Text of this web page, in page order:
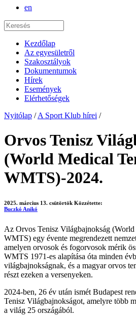
en
Kezdőlap
Az egyesületről
Szakosztályok
Dokumentumok
Hírek
Események
Elérhetőségek
Nyitólap / A Sport Klub hírei /
Orvos Tenisz
(World Medical
WMTS)-2024.
2025. március 13. csütörtök Közzétette:
Buczkó Anikó
Az Orvos Tenisz Világbajnokság
WMTS) egy évente megrendezett
amelyen orvosok és fogorvosok mérik
WMTS 1971-es alapítása óta minden
világbajnokságnak, és a magyar orvos
részt ezeken a versenyeken.
2024-ben, 26 év után ismét Budapest
Tenisz Világbajnokságot, amelyre több
a világ 25 országából.